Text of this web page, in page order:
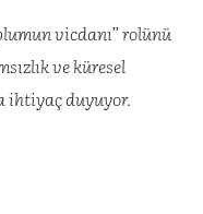
vicdanı” rolünü
ve küresel
ihtiyaç duyuyor.